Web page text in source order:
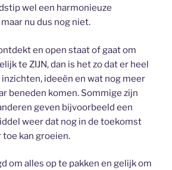
wel een harmonieuze
nu dus nog niet.
en open staat of gaat om
te ZIJN, dan is het zo dat er heel
ideeën en wat nog meer
beneden komen. Sommige zijn
geven bijvoorbeeld een
weer dat nog in de toekomst
toe kan groeien.
om alles op te pakken en gelijk om